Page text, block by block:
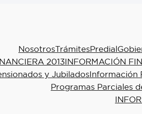
NosotrosTrámitesPredial
2013INFORMACIÓN
y JubiladosInformación
Programas Parciales